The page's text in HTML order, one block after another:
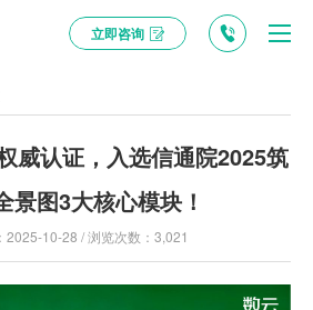
立即咨询
威认证，入选信通院2025筑
景图3大核心模块！
2025-10-28 / 浏览次数：3,021